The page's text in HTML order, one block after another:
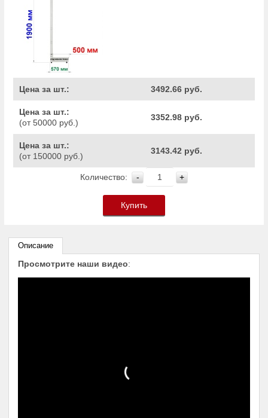
Цена за шт.: 3492.66 руб.
Цена за шт.:
(от 50000 руб.)
3352.98 руб.
Цена за шт.:
(от 150000 руб.)
3143.42 руб.
Количество: - +
Купить
Описание
Просмотрите наши видео: